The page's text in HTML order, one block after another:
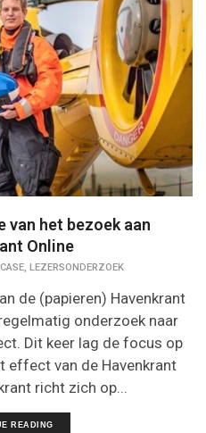
van het bezoek aan
Online
CASE, LEZERSONDERZOEK
de (papieren) Havenkrant
onderzoek naar
Dit keer lag de focus op
effect van de Havenkrant
richt zich op...
READING